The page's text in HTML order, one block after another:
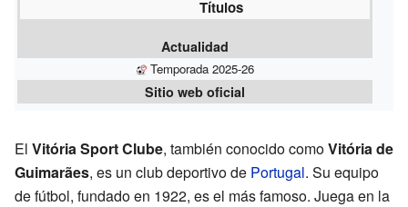
Títulos
Actualidad
Temporada 2025-26
Sitio web oficial
El Vitória Sport Clube, también conocido comoVitória de
Guimarães, es un club deportivo de Portugal. Su equipo
de fútbol, fundado en 1922, es el más famoso. Juega en la